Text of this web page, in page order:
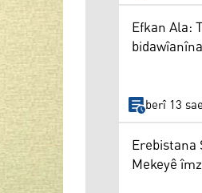
Efkan Ala:
berî 13
Mekeyê